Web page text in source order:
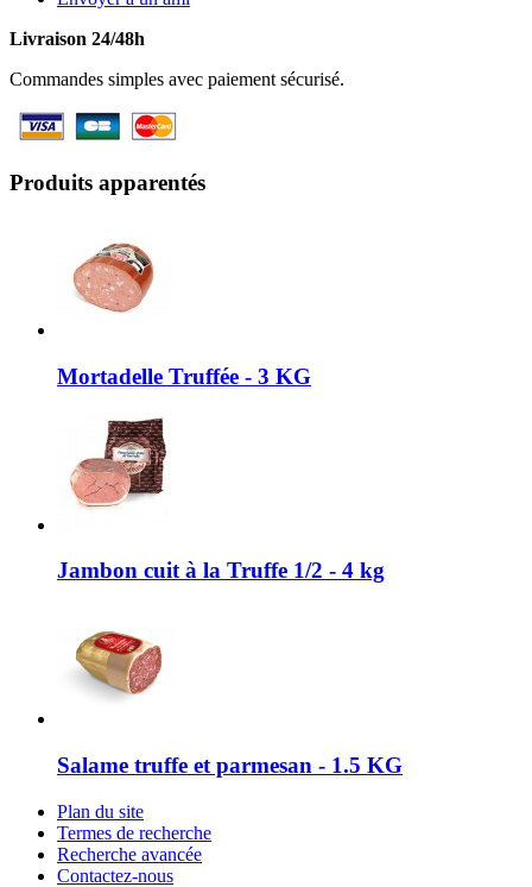
Livraison 24/48h
Commandes simples avec paiement sécurisé.
Produits apparentés
Mortadelle Truffée - 3 KG
Jambon cuit à la Truffe 1/2 - 4 kg
Salame truffe et parmesan - 1.5 KG
Plan du site
Termes de recherche
Recherche avancée
Contactez-nous